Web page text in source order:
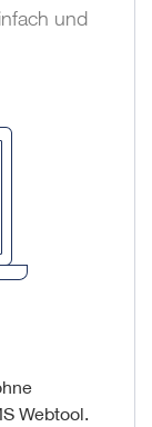
und
Webtool.